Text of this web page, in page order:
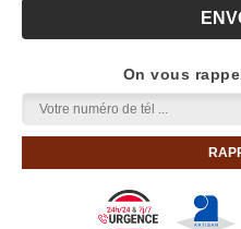
On vous